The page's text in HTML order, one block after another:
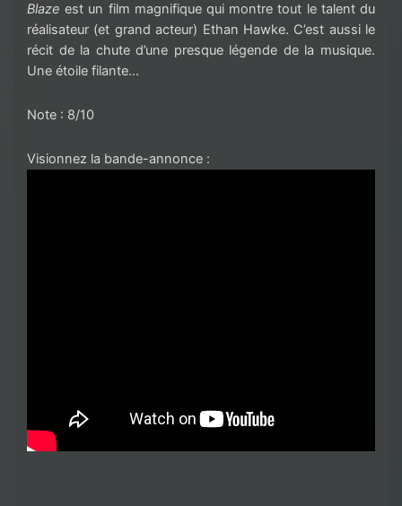
Blaze est un film magnifique qui montre tout le talent du
réalisateur (et grand acteur) Ethan Hawke. C’est aussi le
récit de la chute d’une presque légende de la musique.
Une étoile filante…
Note : 8/10
Visionnez la bande-annonce :